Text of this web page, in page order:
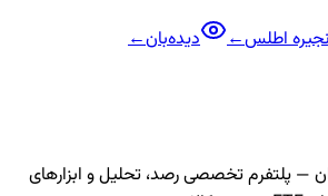
اطلس← دیده‌بان←
— پلتفرم تخصصی رصد، تحلیل و ابزارهای